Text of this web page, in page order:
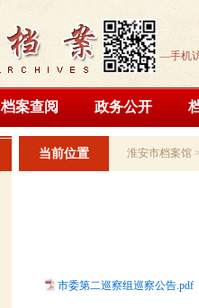
—手机
档案查阅 政务公开
当前位置 淮安市档案馆
市委第二巡察组巡察公告.pdf